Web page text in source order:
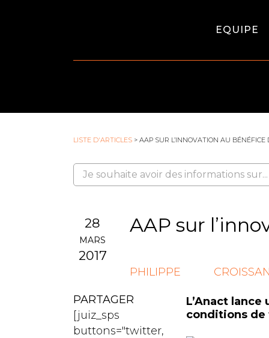
EQUIPE
LISTE D'ARTICLES > AAP SUR L’INNOVATION AU
28
MARS
2017
AAP sur
PHILIPPE
PARTAGER
[juiz_sps
buttons="twitter,
L’Anact
conditions de